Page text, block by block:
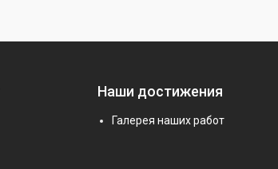
Наши достижения
Галерея наших работ